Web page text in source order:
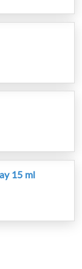
15 ml